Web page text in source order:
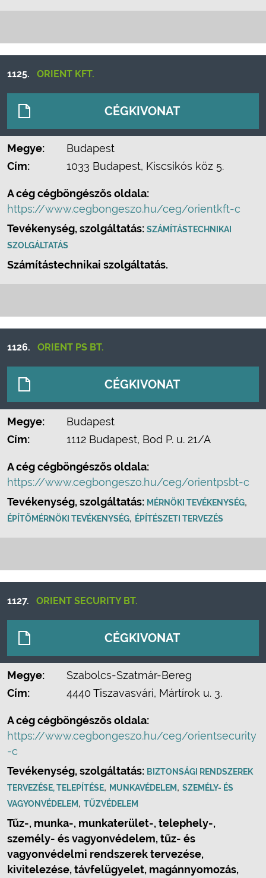
1125. ORIENT KFT.
CÉGKIVONAT
Megye:
Budapest
Cím:
1033 Budapest, Kiscsikós köz 5.
A cég cégböngészős oldala:
https://www.cegbongeszo.hu/ceg/orientkft-c
Tevékenység, szolgáltatás: SZÁMÍTÁSTECHNIKAI
SZOLGÁLTATÁS
Számítástechnikai szolgáltatás.
1126. ORIENT PS BT.
CÉGKIVONAT
Megye:
Budapest
Cím:
1112 Budapest, Bod P. u. 21/A
A cég cégböngészős oldala:
https://www.cegbongeszo.hu/ceg/orientpsbt-c
Tevékenység, szolgáltatás: MÉRNÖKI TEVÉKENYSÉG,
ÉPÍTŐMÉRNÖKI TEVÉKENYSÉG, ÉPÍTÉSZETI TERVEZÉS
1127. ORIENT SECURITY BT.
CÉGKIVONAT
Megye:
Szabolcs-Szatmár-Bereg
Cím:
4440 Tiszavasvári, Mártírok u. 3.
A cég cégböngészős oldala:
https://www.cegbongeszo.hu/ceg/orientsecurity
-c
Tevékenység, szolgáltatás: BIZTONSÁGI RENDSZEREK
TERVEZÉSE, TELEPÍTÉSE, MUNKAVÉDELEM, SZEMÉLY- ÉS
VAGYONVÉDELEM, TŰZVÉDELEM
Tűz-, munka-, munkaterület-, telephely-,
személy- és vagyonvédelem, tűz- és
vagyonvédelmi rendszerek tervezése,
kivitelezése, távfelügyelet, magánnyomozás,